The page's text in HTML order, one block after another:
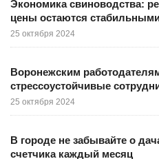
Экономика свиноводства:
цены остаются
25 октября 2024
Воронежским
стрессоустойчивые
25 октября 2024
В городе не забывайте о
счетчика каждый месяц